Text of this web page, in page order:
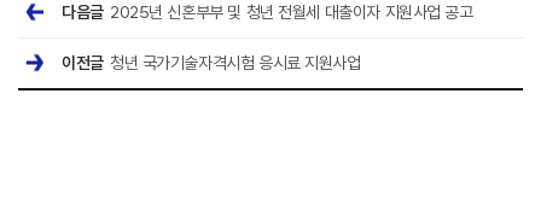
다음글 2025년 신혼부부 및 청년 전월세 대출이자 지원사업 공고
이전글 청년 국가기술자격시험 응시료 지원사업